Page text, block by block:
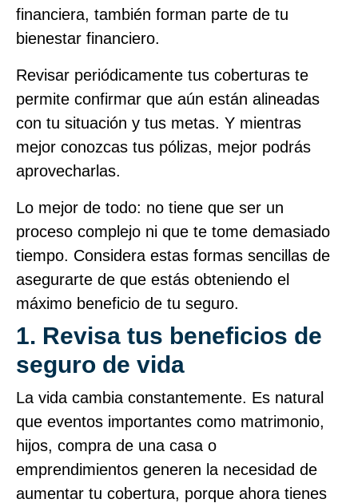
financiera, también forman parte de tu
bienestar financiero.
Revisar periódicamente tus coberturas te
permite confirmar que aún están alineadas
con tu situación y tus metas. Y mientras
mejor conozcas tus pólizas, mejor podrás
aprovecharlas.
Lo mejor de todo: no tiene que ser un
proceso complejo ni que te tome demasiado
tiempo. Considera estas formas sencillas de
asegurarte de que estás obteniendo el
máximo beneficio de tu seguro.
1. Revisa tus beneficios de
seguro de vida
La vida cambia constantemente. Es natural
que eventos importantes como matrimonio,
hijos, compra de una casa o
emprendimientos generen la necesidad de
aumentar tu cobertura, porque ahora tienes